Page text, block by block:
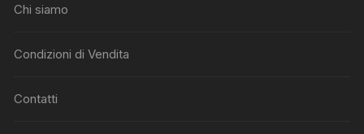
Chi siamo
Condizioni di Vendita
Contatti